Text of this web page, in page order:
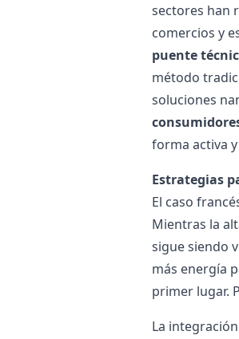
sectores han
comercios y
puente
método
soluciones
forma activa
Estrategias
El caso
Mientras la
sigue siendo
más energía
primer lugar.
La